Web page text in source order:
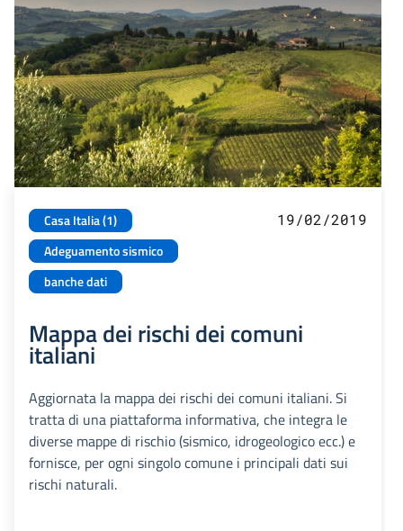
Casa Italia (1)
Adeguamento sismico
banche dati
19/02/2019
Mappa dei rischi dei comuni
italiani
Aggiornata la mappa dei rischi dei comuni italiani. Si
tratta di una piattaforma informativa, che integra le
diverse mappe di rischio (sismico, idrogeologico ecc.) e
fornisce, per ogni singolo comune i principali dati sui
rischi naturali.